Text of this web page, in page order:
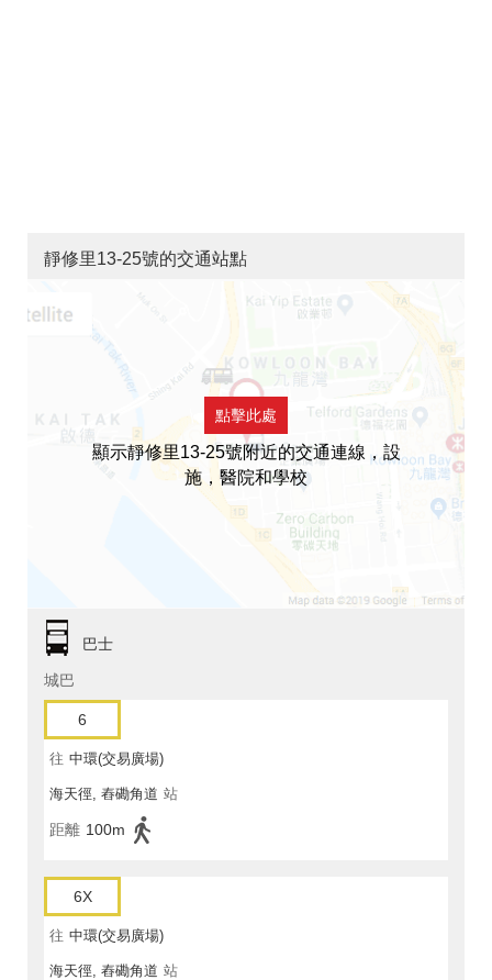
靜修里13-25號的交通站點
點擊此處
顯示靜修里13-25號附近的交通連線，設
施，醫院和學校
巴士
城巴
6
往 中環(交易廣場)
海天徑, 舂磡角道 站
距離 100m
6X
往 中環(交易廣場)
海天徑, 舂磡角道 站